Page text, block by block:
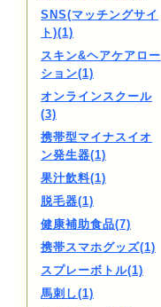
SNS(マッチングサイ
ト)(1)
スキン&ヘアケアロー
ション(1)
オンラインスクール
(3)
携帯型マイナスイオ
ン発生器(1)
果汁飲料(1)
脱毛器(1)
健康補助食品(7)
携帯スマホグッズ(1)
スプレーボトル(1)
馬刺し(1)